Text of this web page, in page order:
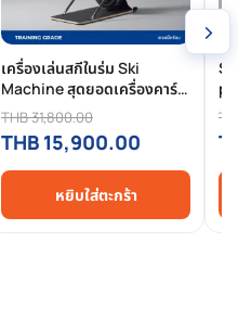
เครื่องเล่นสกีในร่ม Ski
Machine สุดยอดเครื่องคาร์ดิ
โอ
THB 31,800.00
THB 15,900.00
หยิบใส่ตะกร้า
›